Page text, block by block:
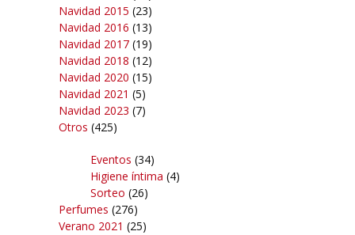
Navidad 2015 (23)
Navidad 2016 (13)
Navidad 2017 (19)
Navidad 2018 (12)
Navidad 2020 (15)
Navidad 2021 (5)
Navidad 2023 (7)
Otros (425)
Eventos (34)
Higiene íntima (4)
Sorteo (26)
Perfumes (276)
Verano 2021 (25)